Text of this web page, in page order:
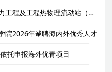
清华大学能源与动力工程系动力工程及工程热物理流动站（合作导师胥蕊娜）2026年招聘2名博士后
院2026年诚聘海内外优秀人才
托申报海外优青项目